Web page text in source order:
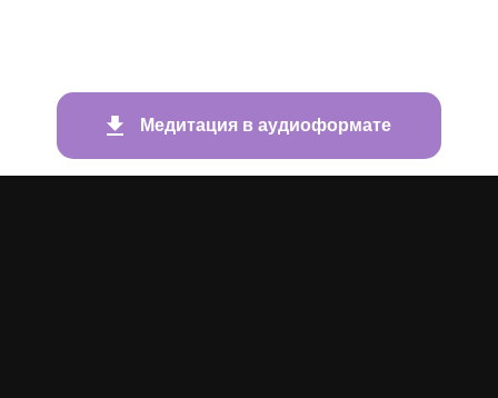
Медитация в аудиоформате